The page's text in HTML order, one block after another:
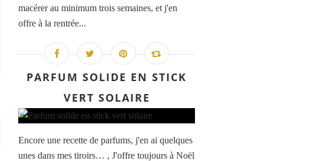
macérer au minimum trois semaines, et j'en
offre à la rentrée...
PARFUM SOLIDE EN STICK
VERT SOLAIRE
Encore une recette de parfums, j'en ai quelques
unes dans mes tiroirs… , J'offre toujours à Noël